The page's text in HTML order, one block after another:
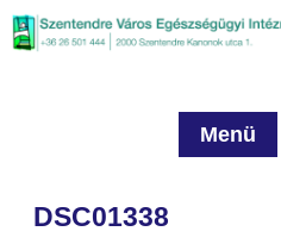
Menü
DSC01338